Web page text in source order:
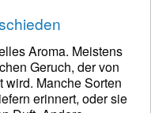
Aroma. Meistens
Geruch, der von
wird. Manche Sorten
erinnert, oder sie